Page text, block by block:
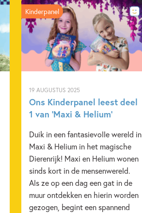
19 AUGUSTUS 2025
Ons Kinderpanel leest deel
1 van ‘Maxi & Helium’
Duik in een fantasievolle wereld in
Maxi & Helium in het magische
Dierenrijk! Maxi en Helium wonen
sinds kort in de mensenwereld.
Als ze op een dag een gat in de
muur ontdekken en hierin worden
gezogen, begint een spannend
Kinderpanel